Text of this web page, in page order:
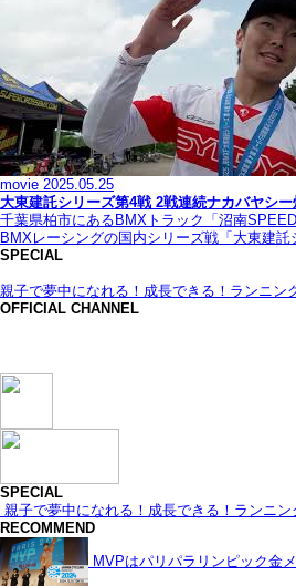
movie 2025.05.25
大東建託シリーズ第4戦 2戦連続ナカバヤシ
千葉県柏市にあるBMXトラック「沼南
BMXレーシングの国内シリーズ戦「大東建
SPECIAL
親子で夢中になれる！成長できる！ランニン
OFFICIAL CHANNEL
SPECIAL
親子で夢中になれる！成長できる！ランニ
RECOMMEND
MVPはパリパラリンピック金